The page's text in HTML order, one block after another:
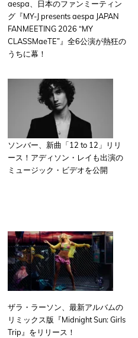
aespa、日本のファンミーティン
グ『MY-J presents aespa JAPAN
FANMEETING 2026 “MY
CLASSMaeTE”』全6公演が熱狂の
うちに幕！
ソンバー、新曲「12 to 12」リリ
ース！アディソン・レイも出演の
ミュージック・ビデオを公開
ザラ・ラーソン、最新アルバムの
リミックス版『Midnight Sun: Girls
Trip』をリリース！